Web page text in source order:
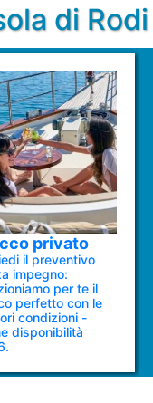
di Rodi
privato
il preventivo
impegno:
per te il
perfetto con le
condizioni -
disponibilità